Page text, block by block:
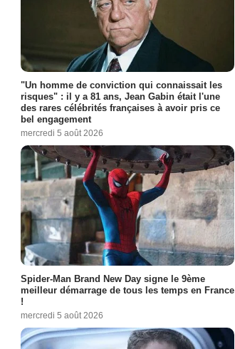
"Un homme de conviction qui connaissait les
risques" : il y a 81 ans, Jean Gabin était l'une
des rares célébrités françaises à avoir pris ce
bel engagement
mercredi 5 août 2026
Spider-Man Brand New Day signe le 9ème
meilleur démarrage de tous les temps en France
!
mercredi 5 août 2026